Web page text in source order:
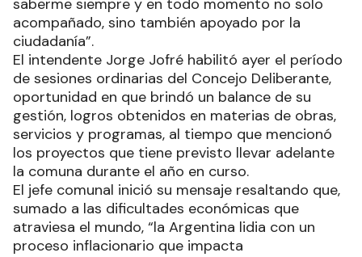
saberme siempre y en todo momento no solo
acompañado, sino también apoyado por la
ciudadanía”.
El intendente Jorge Jofré habilitó ayer el período
de sesiones ordinarias del Concejo Deliberante,
oportunidad en que brindó un balance de su
gestión, logros obtenidos en materias de obras,
servicios y programas, al tiempo que mencionó
los proyectos que tiene previsto llevar adelante
la comuna durante el año en curso.
El jefe comunal inició su mensaje resaltando que,
sumado a las dificultades económicas que
atraviesa el mundo, “la Argentina lidia con un
proceso inflacionario que impacta